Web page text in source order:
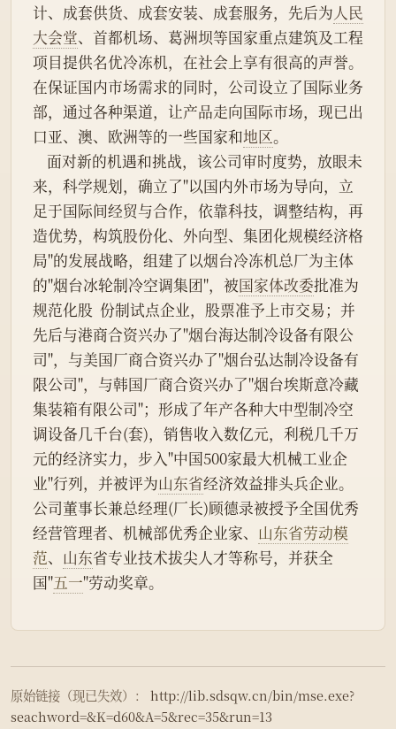
计、成套供货、成套安装、成套服务，先后为人民
大会堂、首都机场、葛洲坝等国家重点建筑及工程
项目提供名优冷冻机，在社会上享有很高的声誉。
在保证国内市场需求的同时，公司设立了国际业务
部，通过各种渠道，让产品走向国际市场，现已出
口亚、澳、欧洲等的一些国家和地区。
来，科学规划，确立了"以国内外市场为导向，立
足于国际间经贸与合作，依靠科技，调整结构，再
造优势，构筑股份化、外向型、集团化规模经济格
局"的发展战略，组建了以烟台冷冻机总厂为主体
的"烟台冰轮制冷空调集团"，被国家体改委批准为
规范化股  份制试点企业，股票准予上市交易；并
先后与港商合资兴办了"烟台海达制冷设备有限公
司"，与美国厂商合资兴办了"烟台弘达制冷设备有
限公司"，与韩国厂商合资兴办了"烟台埃斯意冷藏
集装箱有限公司"；形成了年产各种大中型制冷空
调设备几千台(套)，销售收入数亿元，利税几千万
元的经济实力，步入"中国500家最大机械工业企
业"行列，并被评为山东省经济效益排头兵企业。
公司董事长兼总经理(厂长)顾德录被授予全国优秀
经营管理者、机械部优秀企业家、 山东省劳动模
范、 山东省专业技术拔尖人才等称号，并获全
国"五一"劳动奖章。
原始链接（现已失效）：
http://lib.sdsqw.cn/bin/mse.exe?
seachword=&K=d60&A=5&rec=35&run=13